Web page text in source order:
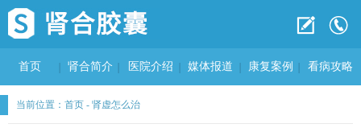
首页 肾合简介 医院介绍 媒体报道 康复案例 看病攻略
当前位置： 首页 - 肾虚怎么治